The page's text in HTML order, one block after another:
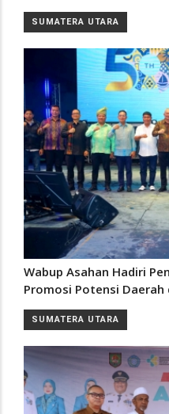
SUMATERA UTARA
Wabup Asahan Hadiri
Promosi Potensi Daerah
SUMATERA UTARA